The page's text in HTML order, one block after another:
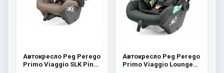
Автокресло Peg Perego
Primo Viaggio SLK Pine
Автокресло Peg Perego
Primo Viaggio Lounge